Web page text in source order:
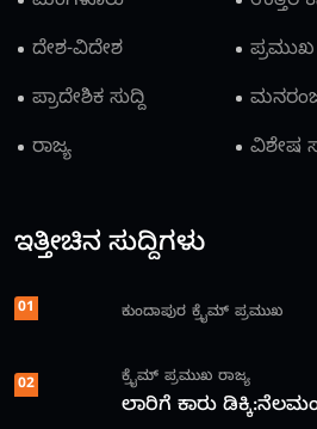
ದೇಶ-ವಿದೇಶ
ಪ್ರಮುಖ
ಪ್ರಾದೇಶಿಕ ಸುದ್ದಿ
ರಾಜ್ಯ
ವಿಶೇಷ
ಇತ್ತೀಚಿನ ಸುದ್ದಿಗಳು
01 ಕುಂದಾಪುರ ಕ್ರೈಮ್ ಪ್ರಮುಖ
02 ಕ್ರೈಮ್ ಪ್ರಮುಖ ರಾಜ್ಯ
ಲಾರಿಗೆ ಕಾರು